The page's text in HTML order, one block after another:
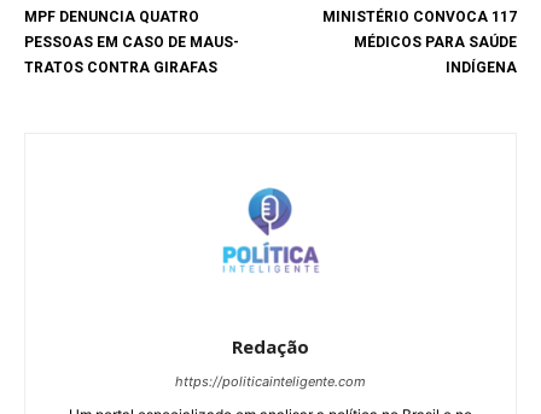
MPF DENUNCIA QUATRO
PESSOAS EM CASO DE MAUS-
TRATOS CONTRA GIRAFAS
MINISTÉRIO CONVOCA 117
MÉDICOS PARA SAÚDE
INDÍGENA
Redação
https://politicainteligente.com